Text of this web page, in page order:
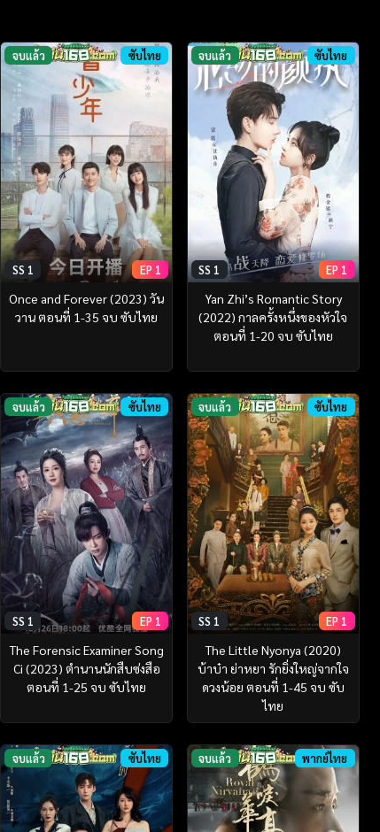
จบแล้ว ซับไทย
SS 1 EP 1
Once and Forever (2023) วัน
วาน ตอนที่ 1-35 จบ ซับไทย
จบแล้ว ซับไทย
SS 1 EP 1
Yan Zhi’s Romantic Story
(2022) กาลครั้งหนึ่งของหัวใจ
ตอนที่ 1-20 จบ ซับไทย
จบแล้ว ซับไทย
SS 1 EP 1
The Forensic Examiner Song
Ci (2023) ตำนานนักสืบซ่งสือ
ตอนที่ 1-25 จบ ซับไทย
จบแล้ว ซับไทย
SS 1 EP 1
The Little Nyonya (2020)
บ้าบ๋า ย่าหยา รักยิ่งใหญ่จากใจ
ดวงน้อย ตอนที่ 1-45 จบ ซับ
ไทย
จบแล้ว ซับไทย จบแล้ว พากย์ไทย